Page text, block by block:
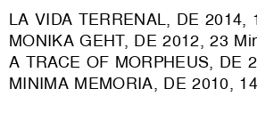
LA VIDA TERRENAL, DE 2014,
MONIKA GEHT, DE 2012, 23
A TRACE OF MORPHEUS, DE
MINIMA MEMORIA, DE 2010,